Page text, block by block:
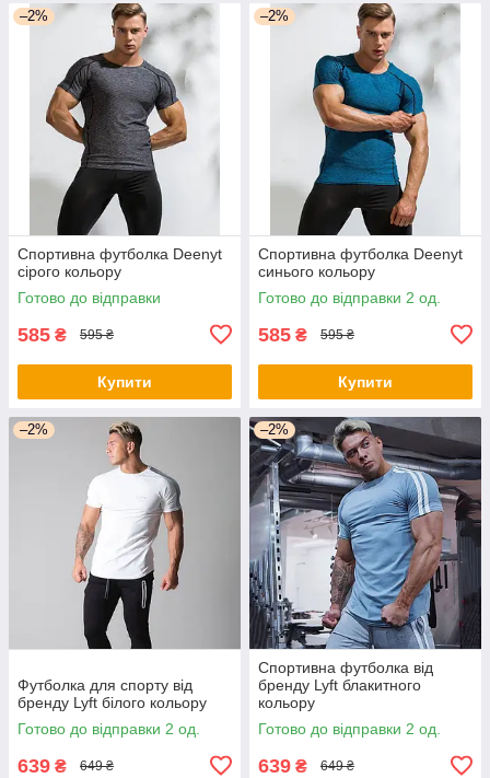
–2%
Спортивна футболка Deenyt
сірого кольору
Готово до відправки
585 ₴ 595 ₴
Купити
–2%
Спортивна футболка Deenyt
синього кольору
Готово до відправки 2 од.
585 ₴ 595 ₴
Купити
–2%
Футболка для спорту від
бренду Lyft білого кольору
Готово до відправки 2 од.
639 ₴ 649 ₴
–2%
Спортивна футболка від
бренду Lyft блакитного
кольору
Готово до відправки 2 од.
639 ₴ 649 ₴